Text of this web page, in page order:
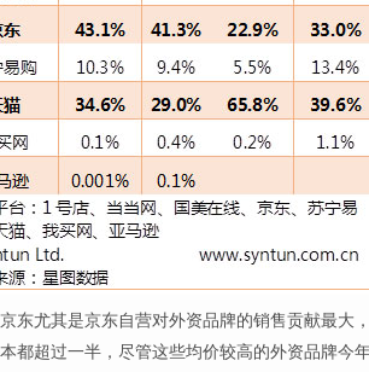
尤其是京东自营对外资品牌的销售贡献最大
都超过一半，尽管这些均价较高的外资品牌今